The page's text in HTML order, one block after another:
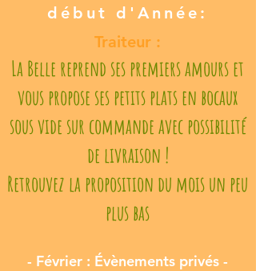
début d'Année:
Traiteur :
La Belle reprend ses premiers amours et
vous propose ses petits plats en bocaux
sous vide sur commande avec possibilité
de livraison !
Retrouvez la proposition du mois un peu
plus bas
- Février : Évènements privés -